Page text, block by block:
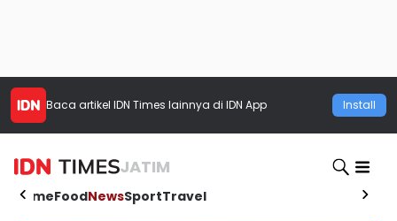
Baca artikel IDN Times lainnya di IDN App Install
JATIM
HomeFoodNewsSportTravel